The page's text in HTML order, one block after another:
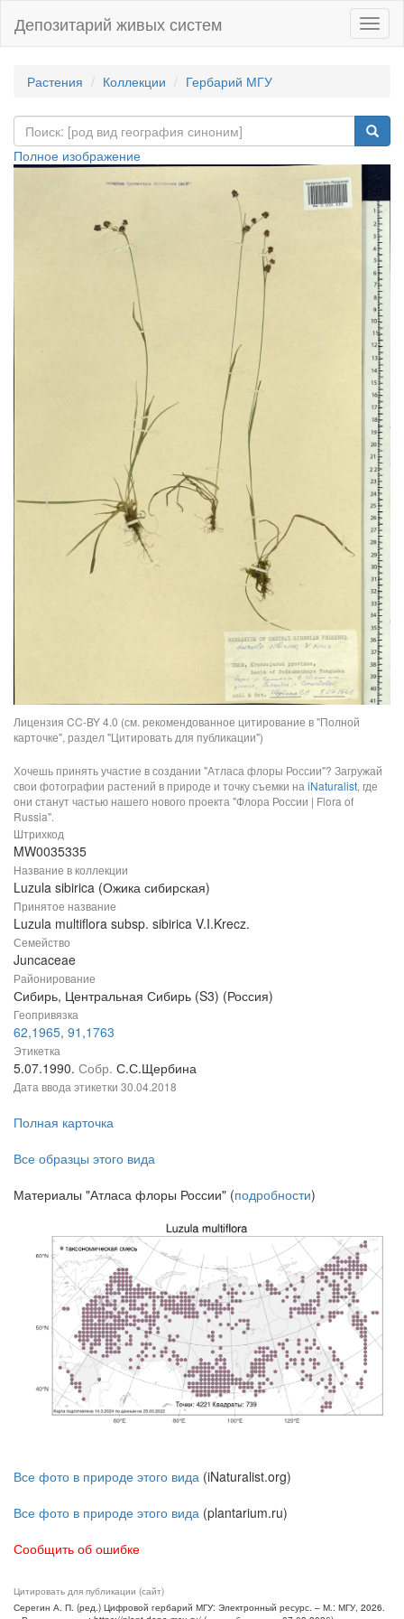
Депозитарий живых систем
Растения Коллекции Гербарий МГУ
Полное изображение
Лицензия CC-BY 4.0 (см. рекомендованное цитирование в "Полной
карточке", раздел "Цитировать для публикации")
Хочешь принять участие в создании "Атласа флоры России"? Загружай
свои фотографии растений в природе и точку съемки наiNaturalist, где
они станут частью нашего нового проекта "Флора России | Flora of
Russia".
Штрихкод
MW0035335
Название в коллекции
Luzula sibirica (Ожика сибирская)
Принятое название
Luzula multiflora subsp. sibirica V.I.Krecz.
Семейство
Juncaceae
Районирование
Сибирь, Центральная Сибирь (S3) (Россия)
Геопривязка
62,1965, 91,1763
Этикетка
5.07.1990. Собр. С.С.Щербина
Дата ввода этикетки 30.04.2018
Полная карточка
Все образцы этого вида
Материалы "Атласа флоры России" (подробности)
Все фото в природе этого вида (iNaturalist.org)
Все фото в природе этого вида (plantarium.ru)
Сообщить об ошибке
Цитировать для публикации (сайт)
Серегин А. П. (ред.) Цифровой гербарий МГУ: Электронный ресурс. – М.: МГУ, 2026.